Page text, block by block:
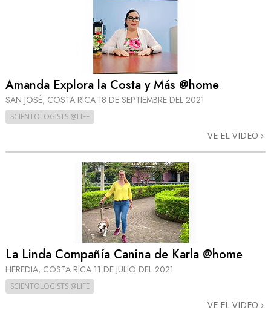
Amanda Explora la Costa y Más @home
SAN JOSÉ, COSTA RICA 18 DE SEPTIEMBRE DEL 2021
SCIENTOLOGISTS @LIFE
VE EL VIDEO
La Linda Compañía Canina de Karla @home
HEREDIA, COSTA RICA 11 DE JULIO DEL 2021
SCIENTOLOGISTS @LIFE
VE EL VIDEO